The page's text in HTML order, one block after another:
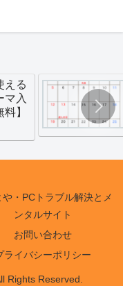
える
マ入
】
や・PCトラブル解決とメ
ンタルサイト
お問い合わせ
ライバシーポリシー
Rights Reserved.